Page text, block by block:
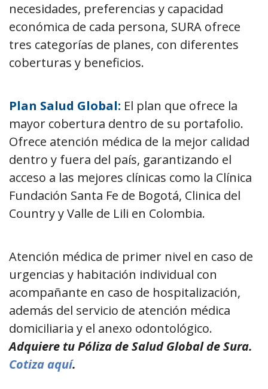
necesidades, preferencias y capacidad
económica de cada persona, SURA ofrece
tres categorías de planes, con diferentes
coberturas y beneficios.
Plan Salud Global: El plan que ofrece la
mayor cobertura dentro de su portafolio.
Ofrece atención médica de la mejor calidad
dentro y fuera del país, garantizando el
acceso a las mejores clínicas como la Clínica
Fundación Santa Fe de Bogotá, Clinica del
Country y Valle de Lili en Colombia.
Atención médica de primer nivel en caso de
urgencias y habitación individual con
acompañante en caso de hospitalización,
además del servicio de atención médica
domiciliaria y el anexo odontológico.
Adquiere tu Póliza de Salud Global de Sura.
Cotiza aquí.